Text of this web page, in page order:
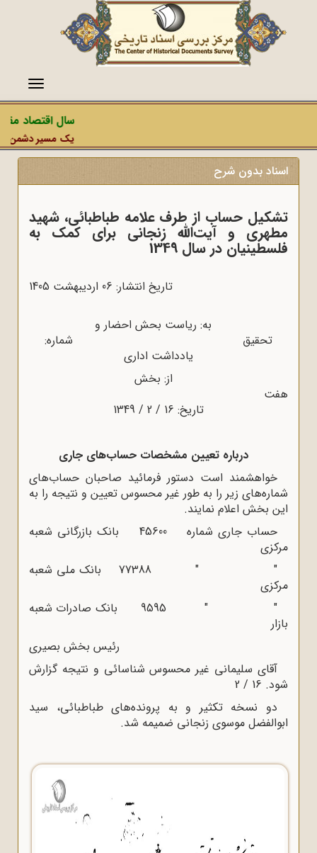
منو
سال اقتصاد
یک مسیر دشمن،
اسناد بدون شرح
تشکیل حساب از طرف علامه طباطبائی، شهید
مطهری و آیت‌الله زنجانی برای کمک به
فلسطینیان در سال 1349
تاریخ انتشار: 06 ارديبهشت 1405
به: ریاست بحش احضار و
تحقیق شماره:
یادداشت اداری
از: بخش
هفت
تاریخ: 16 / 2 / 1349
درباره تعیین مشخصات حساب‌های جاری
خواهشمند است دستور فرمائید صاحبان حساب‌های
شماره‌های زیر را به طور غیر محسوس تعیین و نتیجه را به
این بخش اعلام نمایند.
حساب جاری شماره 45600 بانک بازرگانی شعبه
مرکزی
" " 77388 بانک ملی شعبه
مرکزی
" " 9595 بانک صادرات شعبه
بازار
رئیس بخش بصیری
آقای سلیمانی غیر محسوس شناسائی و نتیجه گزارش
شود. 16 / 2
دو نسخه تکثیر و به پرونده‌های طباطبائی، سید
ابوالفضل موسوی زنجانی ضمیمه شد.